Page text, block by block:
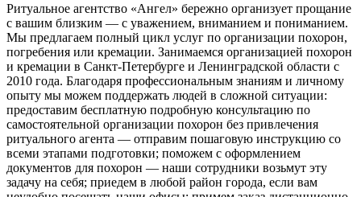
Ритуальное агентство «Ангел» бережно организует прощание
с вашим близким — с уважением, вниманием и пониманием.
Мы предлагаем полный цикл услуг по организации похорон,
погребения или кремации. Занимаемся организацией похорон
и кремации в Санкт‑Петербурге и Ленинградской области с
2010 года. Благодаря профессиональным знаниям и личному
опыту мы можем поддержать людей в сложной ситуации:
предоставим бесплатную подробную консультацию по
самостоятельной организации похорон без привлечения
ритуального агента — отправим пошаговую инструкцию со
всеми этапами подготовки; поможем с оформлением
документов для похорон — наши сотрудники возьмут эту
задачу на себя; приедем в любой район города, если вам